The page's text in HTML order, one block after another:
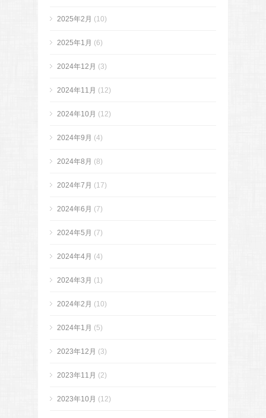
2025年2月 (10)
2025年1月 (6)
2024年12月 (3)
2024年11月 (12)
2024年10月 (12)
2024年9月 (4)
2024年8月 (8)
2024年7月 (17)
2024年6月 (7)
2024年5月 (7)
2024年4月 (4)
2024年3月 (1)
2024年2月 (10)
2024年1月 (5)
2023年12月 (3)
2023年11月 (2)
2023年10月 (12)